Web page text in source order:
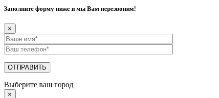
Заполните форму ниже и мы Вам перезвоним!
×
Выберите ваш город
×